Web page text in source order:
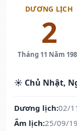
DƯƠNG LỊCH
2
Tháng 11 Năm
☀️ Chủ Nhật,
Dương lịch:02/
Âm lịch:25/09/